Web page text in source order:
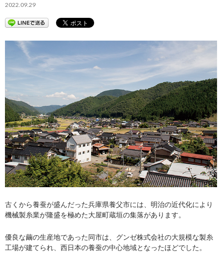
2022.09.29
古くから養蚕が盛んだった兵庫県養父市には、明治の近代化により
機械製糸業が隆盛を極めた大屋町蔵垣の集落があります。
優良な繭の生産地であった同市は、グンゼ株式会社の大規模な製糸
工場が建てられ、西日本の養蚕の中心地域となったほどでした。